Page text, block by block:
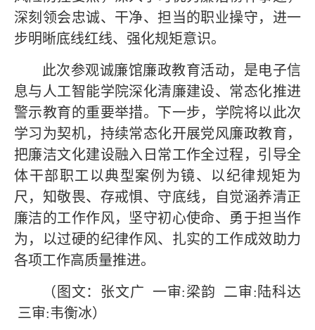
深刻领会忠诚、干净、担当的职业操守，进一
步明晰底线红线、强化规矩意识。
此次参观诚廉馆廉政教育活动，是电子信
息与人工智能学院深化清廉建设、常态化推进
警示教育的重要举措。下一步，学院将以此次
学习为契机，持续常态化开展党风廉政教育，
把廉洁文化建设融入日常工作全过程，引导全
体干部职工以典型案例为镜、以纪律规矩为
尺，知敬畏、存戒惧、守底线，自觉涵养清正
廉洁的工作作风，坚守初心使命、勇于担当作
为，以过硬的纪律作风、扎实的工作成效助力
各项工作高质量推进。
（图文：张文广 一审:梁韵 二审:陆科达
三审:韦衡冰）